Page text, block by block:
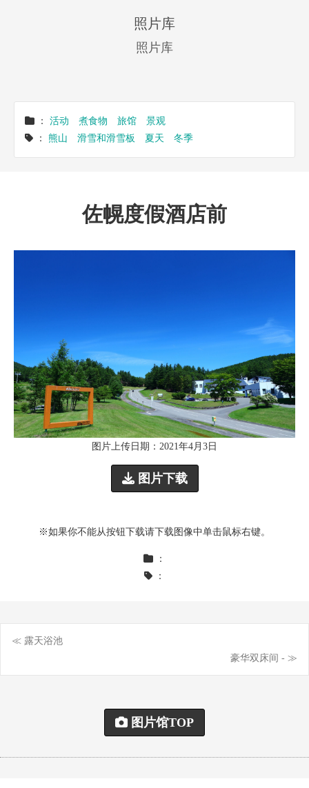
照片库
照片库
： 活动 煮食物 旅馆
景观
： 熊山 滑雪和滑雪板 夏天 冬季
佐幌度假酒店前
图片上传日期：2021年4月3日
图片下载
※如果你不能从按钮下载请下载图像中单击鼠标右键。
：
：
Post
≪ 露天浴池
豪华双床间 - ≫
图片馆TOP